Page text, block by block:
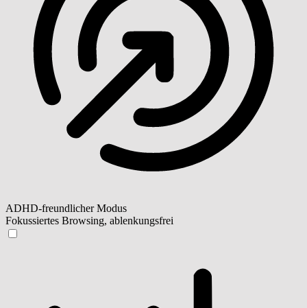
ADHD-freundlicher Modus
Fokussiertes Browsing, ablenkungsfrei